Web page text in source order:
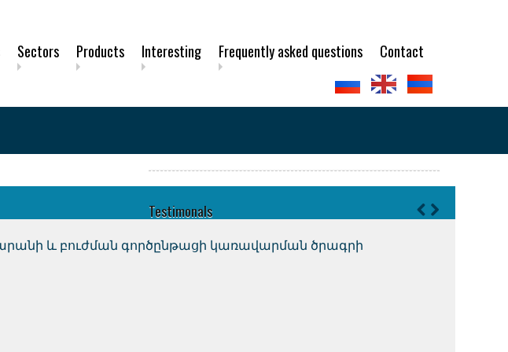
Sectors Products Interesting Frequently asked questions Contact
և բուժման գործընթացի կառավարման ծրագրի
Testimonals